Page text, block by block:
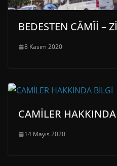
BEDESTEN CÂMÎİ –
8 Kasım 2020
CAMİLER
14 Mayıs 2020